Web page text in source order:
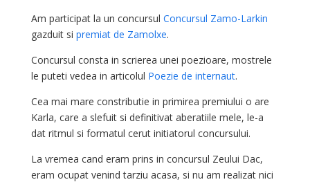
Am participat la un concursul Concursul Zamo-Larkin
gazduit si premiat de Zamolxe.
Concursul consta in scrierea unei poezioare, mostrele
le puteti vedea in articolul Poezie de internaut.
Cea mai mare constributie in primirea premiului o are
Karla, care a slefuit si definitivat aberatiile mele, le-a
dat ritmul si formatul cerut initiatorul concursului.
La vremea cand eram prins in concursul Zeului Dac,
eram ocupat venind tarziu acasa, si nu am realizat nici